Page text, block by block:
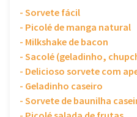
- Sorvete fácil
- Picolé de manga natural
- Milkshake de bacon
- Sacolé (geladinho,
- Delicioso sorvete com
- Geladinho caseiro
- Sorvete de baunilha